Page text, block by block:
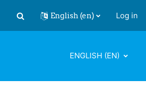
Toggle search input
English ‎(en)‎ Log in
ENGLISH ‎(EN)‎